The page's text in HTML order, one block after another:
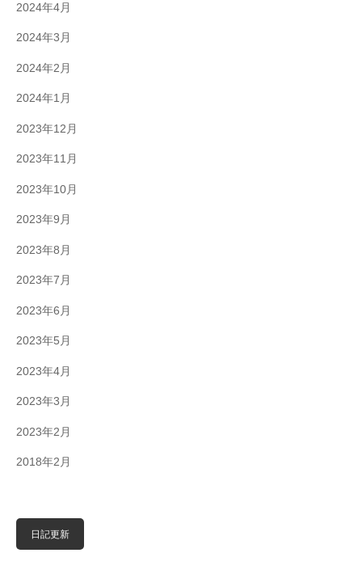
2024年4月
2024年3月
2024年2月
2024年1月
2023年12月
2023年11月
2023年10月
2023年9月
2023年8月
2023年7月
2023年6月
2023年5月
2023年4月
2023年3月
2023年2月
2018年2月
日記更新